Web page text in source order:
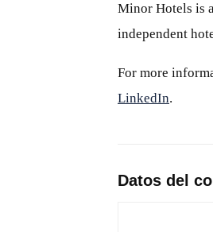
Minor Hotels is
independent
For more
LinkedIn.
Datos del